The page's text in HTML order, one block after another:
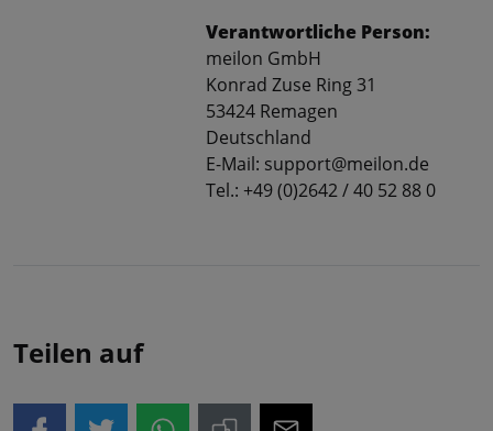
Verantwortliche Person:
meilon GmbH
Konrad Zuse Ring 31
53424 Remagen
Deutschland
E-Mail: support@meilon.de
Tel.: +49 (0)2642 / 40 52 88 0
Teilen auf